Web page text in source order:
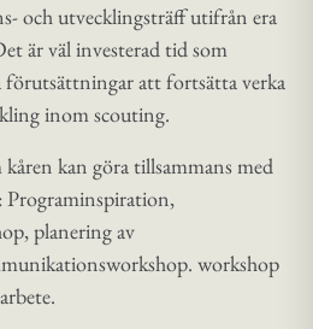
och utvecklingsträff utifrån era
är väl investerad tid som
förutsättningar att fortsätta verka
inom scouting.
kan göra tillsammans med
Programinspiration,
planering av
workshop